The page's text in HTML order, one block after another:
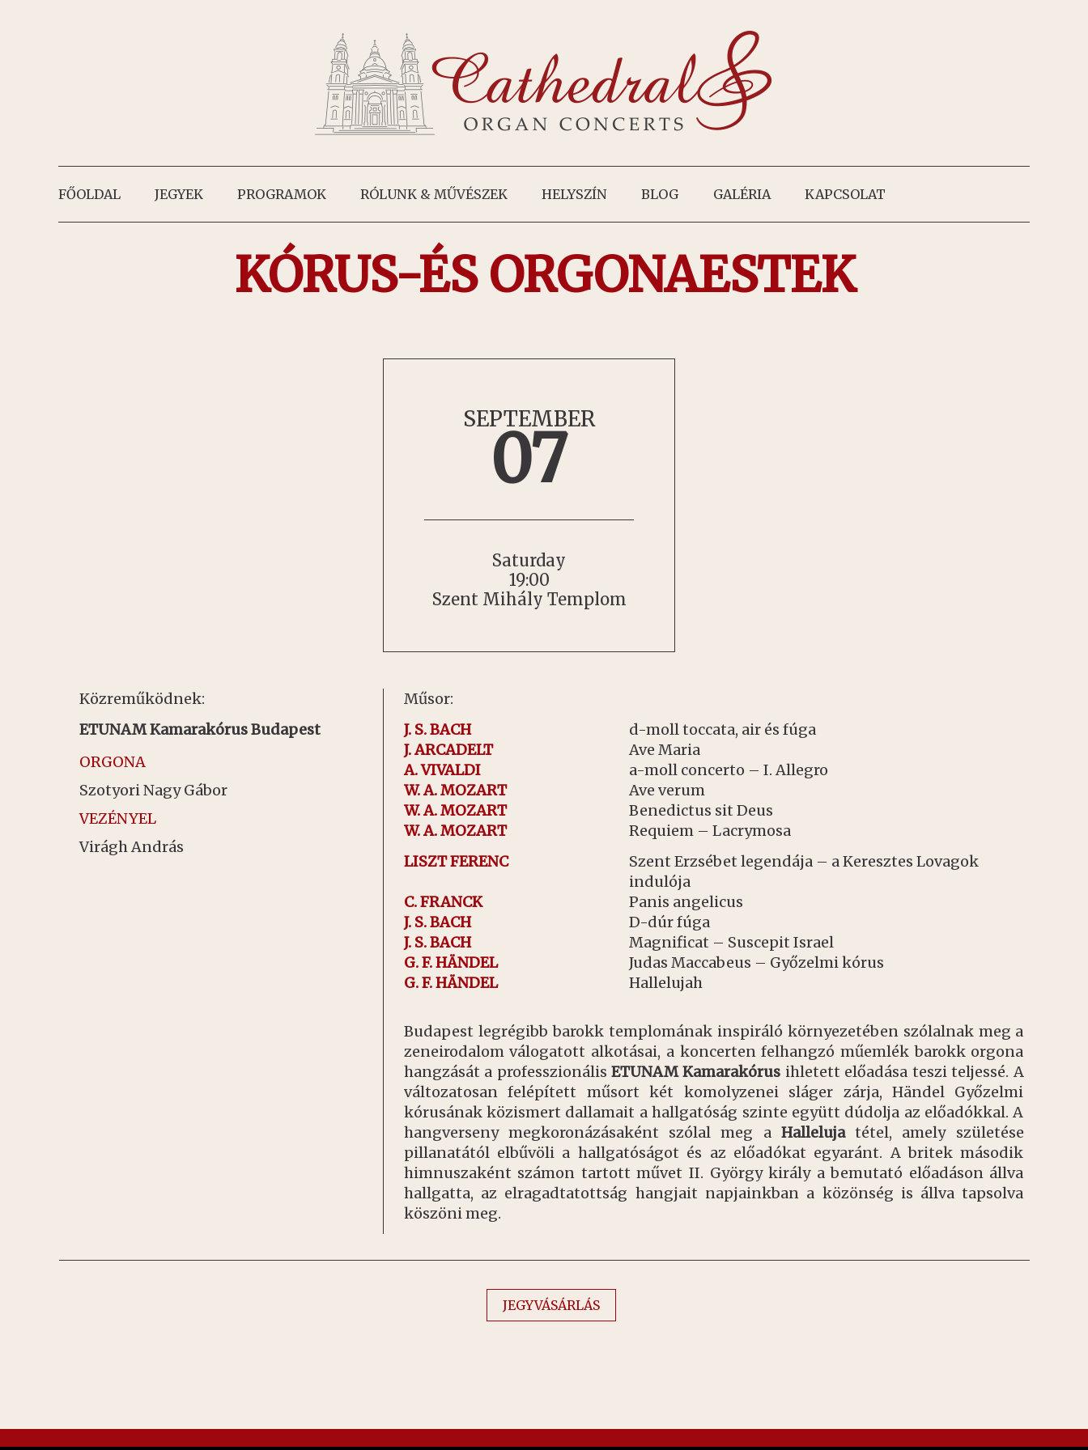
FŐOLDAL JEGYEK PROGRAMOK RÓLUNK & MŰVÉSZEK HELYSZÍN BLOG GALÉRIA KAPCSOLAT
SEPTEMBER
07
Saturday
KÓRUS-ÉS ORGONAESTEK
19:00
Szent Mihály Templom
Közreműködnek:
ETUNAM Kamarakórus Budapest
ORGONA
Szotyori Nagy Gábor
VEZÉNYEL
Virágh András
Műsor:
J. S. BACH
d-moll toccata, air és fúga
J. ARCADELT
Ave Maria
A. VIVALDI
a-moll concerto – I. Allegro
W. A. MOZART
Ave verum
W. A. MOZART
Benedictus sit Deus
W. A. MOZART
Requiem – Lacrymosa
LISZT FERENC
Szent Erzsébet legendája – a Keresztes Lovagok
indulója
C. FRANCK
Panis angelicus
J. S. BACH
D-dúr fúga
J. S. BACH
Magnificat – Suscepit Israel
G. F.HÄNDEL
Judas Maccabeus – Győzelmi kórus
G. F. HÄNDEL
Hallelujah
Budapest legrégibb barokk templomának inspiráló környezetében szólalnak meg a
zeneirodalom válogatott alkotásai, a koncerten felhangzó műemlék barokk orgona
hangzását a professzionális ETUNAM Kamarakórus ihletett előadása teszi teljessé. A
változatosan felépített műsort két komolyzenei sláger zárja, Händel Győzelmi
kórusának közismert dallamait a hallgatóság szinte együtt dúdolja az előadókkal. A
hangverseny megkoronázásaként szólal meg a Hallelujatétel, amely születése
pillanatától elbűvöli a hallgatóságot és az előadókat egyaránt. A britek második
himnuszaként számon tartott művet II. György király a bemutató előadáson állva
hallgatta, az elragadtatottság hangjait napjainkban a közönség is állva tapsolva
köszöni meg.
JEGYVÁSÁRLÁS